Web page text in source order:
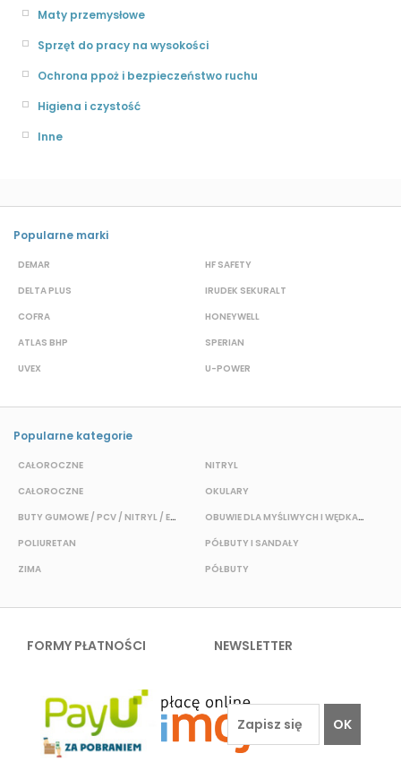
Maty przemysłowe
Sprzęt do pracy na wysokości
Ochrona ppoż i bezpieczeństwo ruchu
Higiena i czystość
Inne
Popularne marki
DEMAR
DELTA PLUS
COFRA
ATLAS BHP
UVEX
HF SAFETY
IRUDEK SEKURALT
HONEYWELL
SPERIAN
U-POWER
Popularne kategorie
CAŁOROCZNE
CAŁOROCZNE
BUTY GUMOWE / PCV / NITRYL / EVA
POLIURETAN
ZIMA
NITRYL
OKULARY
OBUWIE DLA MYŚLIWYCH I WĘDKARZY
PÓŁBUTY I SANDAŁY
PÓŁBUTY
FORMY PŁATNOŚCI NEWSLETTER
OK